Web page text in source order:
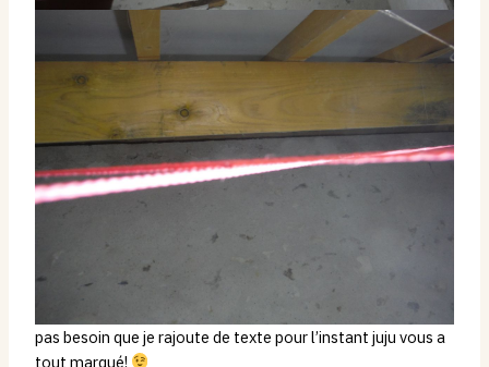
pas besoin que je rajoute de texte pour l’instant juju vous a
tout marqué!